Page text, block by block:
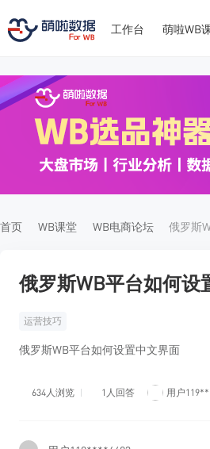
45
工作台 萌啦WB
首页 WB课堂 WB电商论坛 俄罗斯
俄罗斯WB平台如何设
运营技巧
俄罗斯WB平台如何设置中文界面
634人浏览 1人回答 用户